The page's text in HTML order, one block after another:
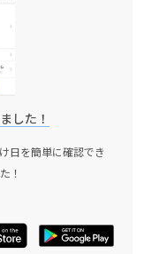
した！
日を簡単に確認でき
！